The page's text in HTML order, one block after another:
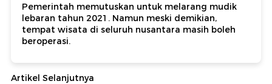
Pemerintah memutuskan untuk melarang mudik
lebaran tahun 2021. Namun meski demikian,
tempat wisata di seluruh nusantara masih boleh
beroperasi.
Artikel Selanjutnya